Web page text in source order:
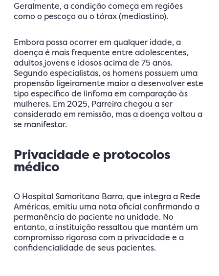
Geralmente, a condição começa em regiões
como o pescoço ou o tórax (mediastino).
Embora possa ocorrer em qualquer idade, a
doença é mais frequente entre adolescentes,
adultos jovens e idosos acima de 75 anos.
Segundo especialistas, os homens possuem uma
propensão ligeiramente maior a desenvolver este
tipo específico de linfoma em comparação às
mulheres. Em 2025, Parreira chegou a ser
considerado em remissão, mas a doença voltou a
se manifestar.
Privacidade e protocolos
médico
O Hospital Samaritano Barra, que integra a Rede
Américas, emitiu uma nota oficial confirmando a
permanência do paciente na unidade. No
entanto, a instituição ressaltou que mantém um
compromisso rigoroso com a privacidade e a
confidencialidade de seus pacientes.